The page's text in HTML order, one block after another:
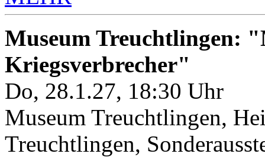
Museum Treuchtlingen:
Kriegsverbrecher"
Do, 28.1.27, 18:30 Uhr
Museum Treuchtlingen,
Treuchtlingen,